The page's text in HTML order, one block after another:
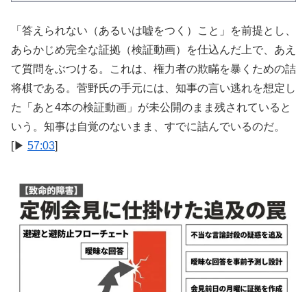
「答えられない（あるいは嘘をつく）こと」を前提とし、
あらかじめ完全な証拠（検証動画）を仕込んだ上で、あえ
て質問をぶつける。これは、権力者の欺瞞を暴くための詰
将棋である。菅野氏の手元には、知事の言い逃れを想定し
た「あと4本の検証動画」が未公開のまま残されていると
いう。知事は自覚のないまま、すでに詰んでいるのだ。
[▶ 57:03